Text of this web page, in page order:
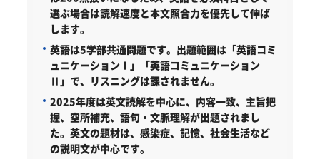
選ぶ場合は読解速度と本文照合力を優先して伸ば
します。
英語は5学部共通問題です。出題範囲は「英語コミ
ュニケーションⅠ」「英語コミュニケーション
Ⅱ」で、リスニングは課されません。
2025年度は英文読解を中心に、内容一致、主旨把
握、空所補充、語句・文脈理解が出題されまし
た。英文の題材は、感染症、記憶、社会生活など
の説明文が中心です。